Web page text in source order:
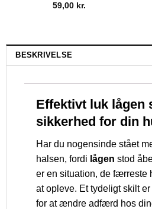
59,00 kr.
BESKRIVELSE
Effektivt luk lågen
sikkerhed for din
Har du nogensinde stået
halsen, fordi lågen stod
er en situation, de færreste
at opleve. Et tydeligt skilt er
for at ændre adfærd hos